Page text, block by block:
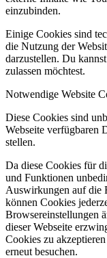
einzubinden.
Einige Cookies sind
die Nutzung der
darzustellen. Du
zulassen möchtest.
Notwendige Website
Diese Cookies sind
Webseite verfügbaren
stellen.
Da diese Cookies für
und Funktionen
Auswirkungen auf die
können Cookies
Browsereinstellungen
dieser Webseite
Cookies zu
erneut besuchen.